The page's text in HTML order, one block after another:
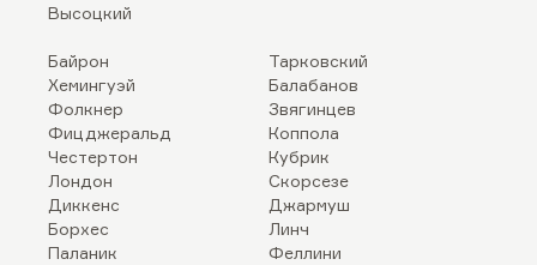
Высоцкий
Байрон
Хемингуэй
Фолкнер
Фицджеральд
Честертон
Лондон
Диккенс
Борхес
Паланик
Тарковский
Балабанов
Звягинцев
Коппола
Кубрик
Скорсезе
Джармуш
Линч
Феллини